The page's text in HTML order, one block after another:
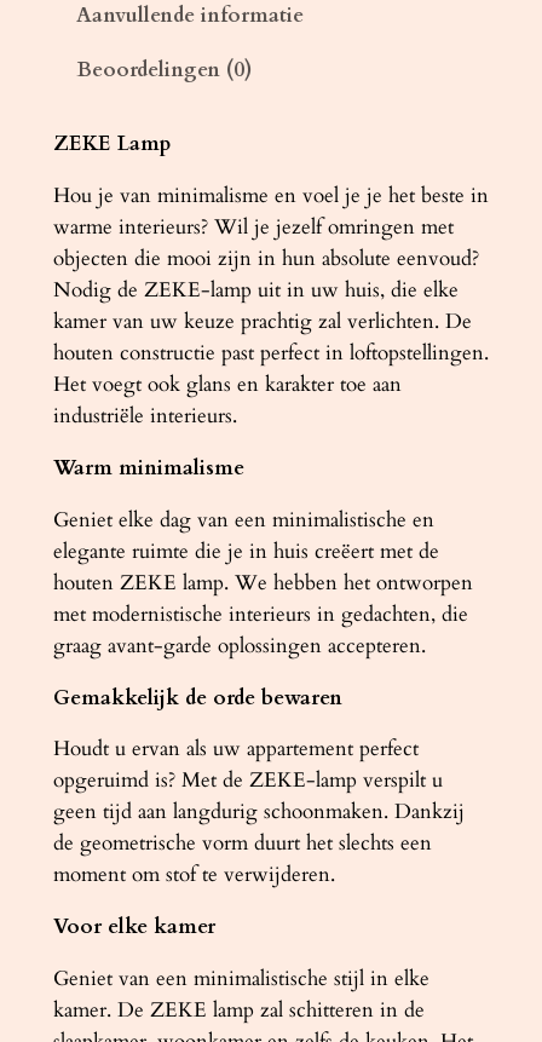
Z
K
E
1
0
e
i
k
e
a
a
n
t
a
l
Aanvullende informatie
Beoordelingen (0)
ZEKE Lamp
Hou je van minimalisme en voel je je het beste in
warme interieurs? Wil je jezelf omringen met
objecten die mooi zijn in hun absolute eenvoud?
Nodig de ZEKE-lamp uit in uw huis, die elke
kamer van uw keuze prachtig zal verlichten. De
houten constructie past perfect in loftopstellingen.
Het voegt ook glans en karakter toe aan
industriële interieurs.
Warm minimalisme
Geniet elke dag van een minimalistische en
elegante ruimte die je in huis creëert met de
houten ZEKE lamp. We hebben het ontworpen
met modernistische interieurs in gedachten, die
graag avant-garde oplossingen accepteren.
Gemakkelijk de orde bewaren
Houdt u ervan als uw appartement perfect
opgeruimd is? Met de ZEKE-lamp verspilt u
geen tijd aan langdurig schoonmaken. Dankzij
de geometrische vorm duurt het slechts een
moment om stof te verwijderen.
Voor elke kamer
Geniet van een minimalistische stijl in elke
kamer. De ZEKE lamp zal schitteren in de